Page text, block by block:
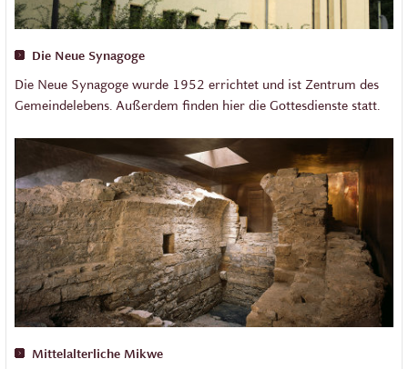
Die Neue Synagoge
Die Neue Synagoge wurde 1952 errichtet und ist Zentrum des
Gemeindelebens. Außerdem finden hier die Gottesdienste statt.
Mittelalterliche Mikwe